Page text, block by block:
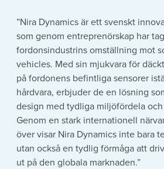
”Nira Dynamics är ett svenskt
som genom entreprenörskap har
fordonsindustrins omställning mot
vehicles. Med sin mjukvara för
på fordonens befintliga sensorer
hårdvara, erbjuder de en lösning
design med tydliga miljöfördela
Genom en stark internationell
över visar Nira Dynamics inte bara
utan också en tydlig förmåga att
ut på den globala marknaden.”